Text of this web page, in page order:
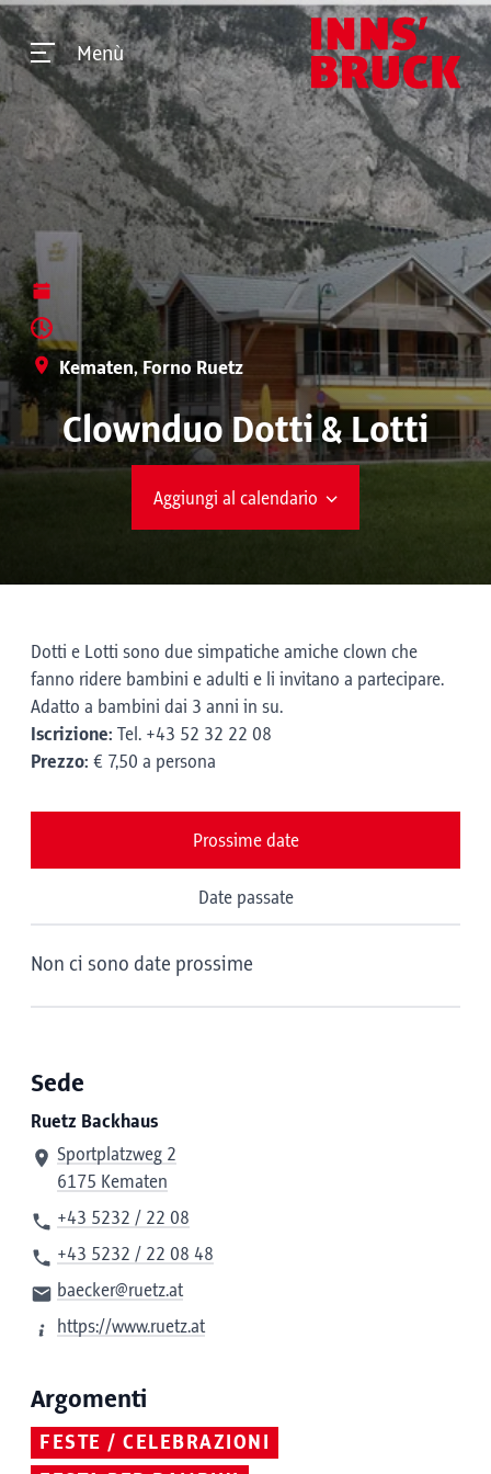
Menù
Kematen, Forno Ruetz
Clownduo Dotti & Lotti
Aggiungi al calendario
Dotti e Lotti sono due simpatiche amiche clown che
fanno ridere bambini e adulti e li invitano a partecipare.
Adatto a bambini dai 3 anni in su.
Iscrizione: Tel. +43 52 32 22 08
Prezzo: € 7,50 a persona
Prossime date
Date passate
Non ci sono date prossime
Sede
Ruetz Backhaus
Sportplatzweg 2
6175 Kematen
+43 5232 / 22 08
+43 5232 / 22 08 48
baecker@ruetz.at
https://www.ruetz.at
Argomenti
FESTE / CELEBRAZIONI